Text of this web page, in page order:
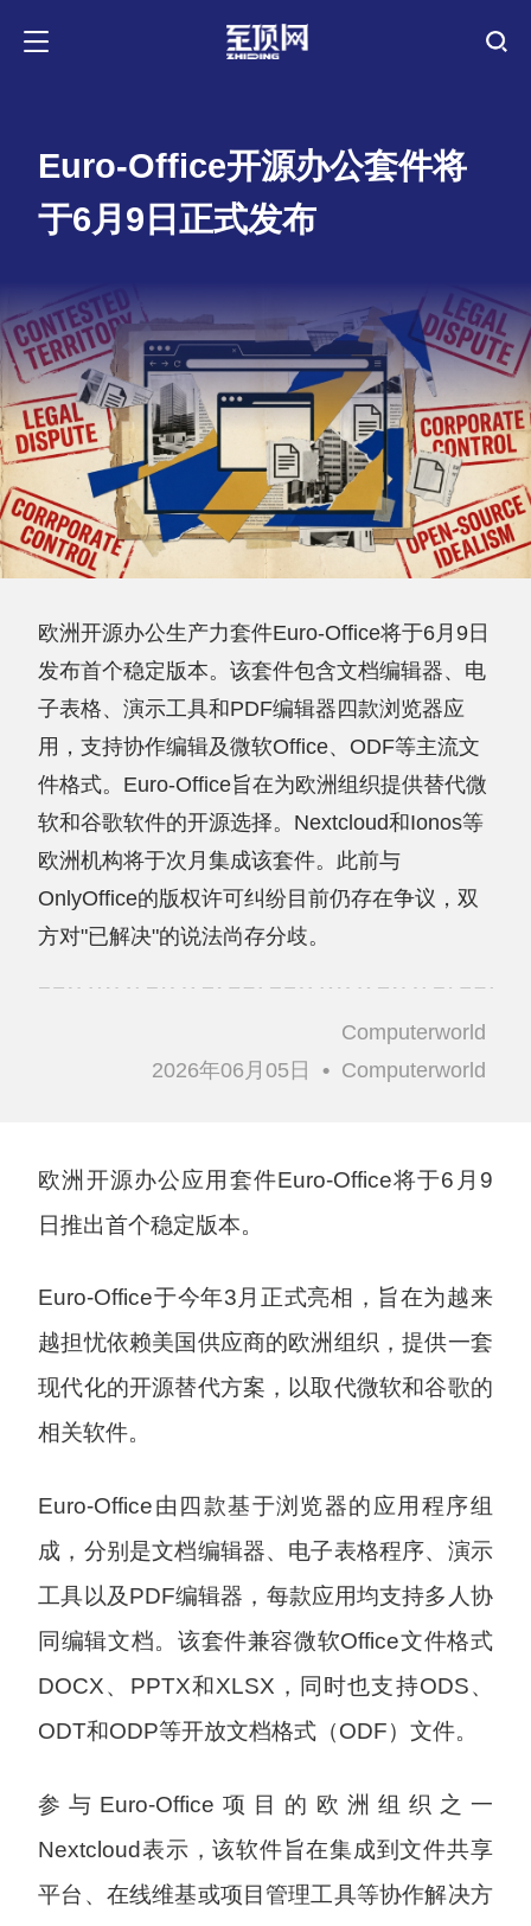
Euro-Office开源办公套件将
于6月9日正式发布
欧洲开源办公生产力套件Euro-Office将于6月9日
发布首个稳定版本。该套件包含文档编辑器、电
子表格、演示工具和PDF编辑器四款浏览器应
用，支持协作编辑及微软Office、ODF等主流文
件格式。Euro-Office旨在为欧洲组织提供替代微
软和谷歌软件的开源选择。Nextcloud和Ionos等
欧洲机构将于次月集成该套件。此前与
OnlyOffice的版权许可纠纷目前仍存在争议，双
方对"已解决"的说法尚存分歧。
Computerworld
2026年06月05日
• Computerworld
欧洲开源办公应用套件Euro-Office将于6月9
日推出首个稳定版本。
Euro-Office于今年3月正式亮相，旨在为越来
越担忧依赖美国供应商的欧洲组织，提供一套
现代化的开源替代方案，以取代微软和谷歌的
相关软件。
Euro-Office由四款基于浏览器的应用程序组
成，分别是文档编辑器、电子表格程序、演示
工具以及PDF编辑器，每款应用均支持多人协
同编辑文档。该套件兼容微软Office文件格式
DOCX、PPTX和XLSX，同时也支持ODS、
ODT和ODP等开放文档格式（ODF）文件。
参与Euro-Office项目的欧洲组织之一
Nextcloud表示，该软件旨在集成到文件共享
平台、在线维基或项目管理工具等协作解决方